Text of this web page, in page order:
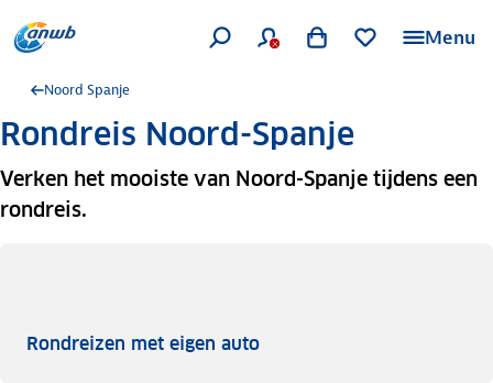
Menu
Noord Spanje
Rondreis Noord-Spanje
Verken het mooiste van Noord-Spanje tijdens een
rondreis.
Rondreizen met eigen autoRondreizen met eigen auto